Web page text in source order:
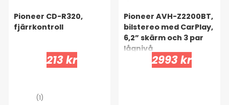
Pioneer CD-R320,
fjärrkontroll
213 kr
(1)
Pioneer AVH-Z2200BT,
bilstereo med CarPlay,
6,2” skärm och 3 par
lågnivå
2993 kr